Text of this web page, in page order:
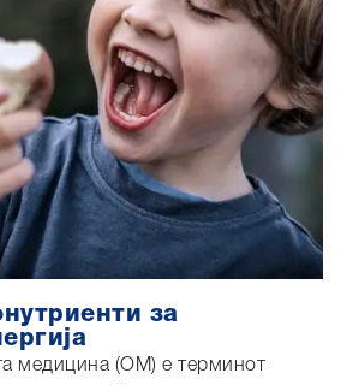
за
медицина (ОМ) е терминот